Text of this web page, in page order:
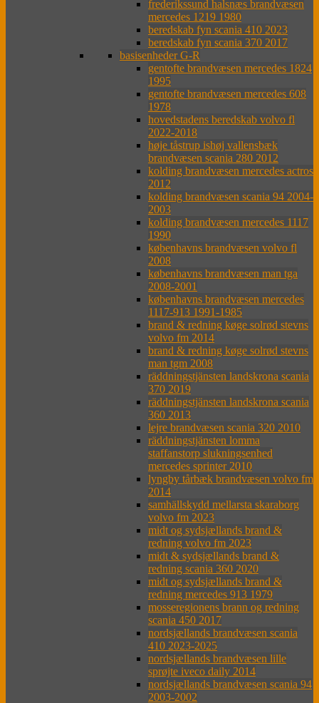
frederikssund halsnæs brandvæsen
mercedes 1219 1980
beredskab fyn scania 410 2023
beredskab fyn scania 370 2017
basisenheder G-R
gentofte brandvæsen mercedes 1824
1995
gentofte brandvæsen mercedes 608
1978
hovedstadens beredskab volvo fl
2022-2018
høje tåstrup ishøj vallensbæk
brandvæsen scania 280 2012
kolding brandvæsen mercedes actros
2012
kolding brandvæsen scania 94 2004-
2003
kolding brandvæsen mercedes 1117
1990
københavns brandvæsen volvo fl
2008
københavns brandvæsen man tga
2008-2001
københavns brandvæsen mercedes
1117-913 1991-1985
brand & redning køge solrød stevns
volvo fm 2014
brand & redning køge solrød stevns
man tgm 2008
räddningstjänsten landskrona scania
370 2019
räddningstjänsten landskrona scania
360 2013
lejre brandvæsen scania 320 2010
räddningstjänsten lomma
staffanstorp slukningsenhed
mercedes sprinter 2010
lyngby tårbæk brandvæsen volvo fm
2014
samhällskydd mellarsta skaraborg
volvo fm 2023
midt og sydsjællands brand &
redning volvo fm 2023
midt & sydsjællands brand &
redning scania 360 2020
midt og sydsjællands brand &
redning mercedes 913 1979
mosseregionens brann og redning
scania 450 2017
nordsjællands brandvæsen scania
410 2023-2025
nordsjællands brandvæsen lille
sprøjte iveco daily 2014
nordsjællands brandvæsen scania 94
2003-2002